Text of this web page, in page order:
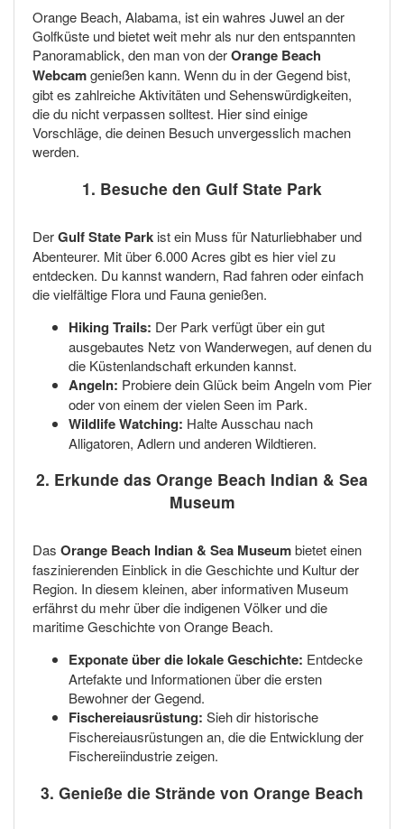
Orange Beach, Alabama, ist ein wahres Juwel an der
Golfküste und bietet weit mehr als nur den entspannten
Panoramablick, den man von derOrange Beach
Webcamgenießen kann. Wenn du in der Gegend bist,
gibt es zahlreiche Aktivitäten und Sehenswürdigkeiten,
die du nicht verpassen solltest. Hier sind einige
Vorschläge, die deinen Besuch unvergesslich machen
werden.
1. Besuche den Gulf State Park
DerGulf State Park ist ein Muss für Naturliebhaber und
Abenteurer. Mit über 6.000 Acres gibt es hier viel zu
entdecken. Du kannst wandern, Rad fahren oder einfach
die vielfältige Flora und Fauna genießen.
Hiking Trails: Der Park verfügt über ein gut
ausgebautes Netz von Wanderwegen, auf denen du
die Küstenlandschaft erkunden kannst.
Angeln: Probiere dein Glück beim Angeln vom Pier
oder von einem der vielen Seen im Park.
Wildlife Watching: Halte Ausschau nach
Alligatoren, Adlern und anderen Wildtieren.
2. Erkunde das Orange Beach Indian & Sea
Museum
Das Orange Beach Indian & Sea Museumbietet einen
faszinierenden Einblick in die Geschichte und Kultur der
Region. In diesem kleinen, aber informativen Museum
erfährst du mehr über die indigenen Völker und die
maritime Geschichte von Orange Beach.
Exponate über die lokale Geschichte: Entdecke
Artefakte und Informationen über die ersten
Bewohner der Gegend.
Fischereiausrüstung: Sieh dir historische
Fischereiausrüstungen an, die die Entwicklung der
Fischereiindustrie zeigen.
3. Genieße die Strände von Orange Beach